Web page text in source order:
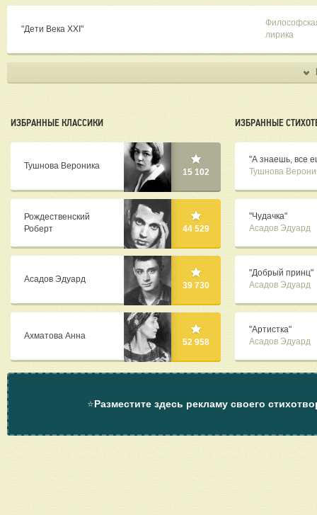
"Дети Века XXI"
лирика
ИЗБРАННЫЕ КЛАССИКИ
Тушнова Вероника
15 102
Рождественский
Роберт
44 529
Асадов Эдуард
39 730
Ахматова Анна
52 958
ИЗБРАННЫЕ
"А знаешь, все
Тушнова
"Чудачка"
Асадов Эдуард
"Добрый принц"
Асадов Эдуард
"Артистка"
Асадов Эдуард
⭐Разместите здесь рекламу своего